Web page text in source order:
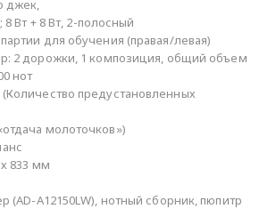
джек,
Вт + 8 Вт, 2-полосный
для обучения (правая/левая)
2 дорожки, 1 композиция, общий объем
нот
предустановленных
молоточков»)
833 мм
(AD-A12150LW), нотный сборник, пюпитр